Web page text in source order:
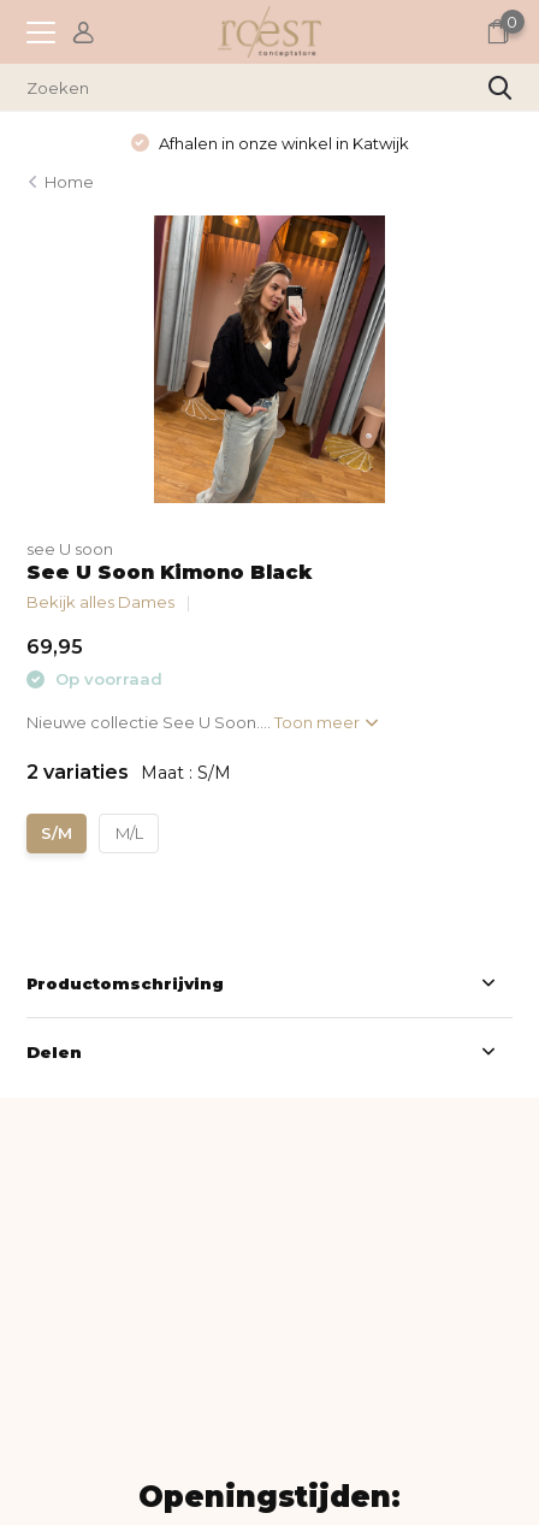
0
Afhalen in onze winkel in Katwijk
Home
see U soon
See U Soon Kimono Black
Bekijk alles Dames
69,95
Op voorraad
Nieuwe collectie See U Soon....Toon meer
2 variaties Maat : S/M
S/M M/L
Productomschrijving
Delen
Openingstijden: